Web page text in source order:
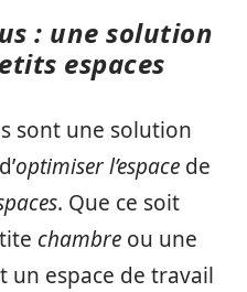
: une solution
espaces
sont une solution
optimiser l’espace de
. Que ce soit
chambre ou une
un espace de travail